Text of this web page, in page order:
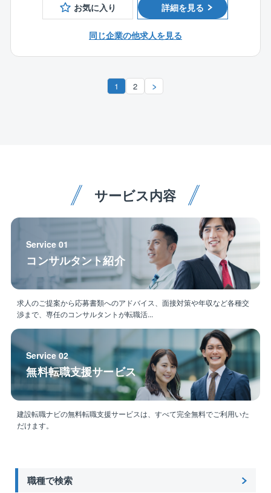
住宅供給実績において国内トップ級の施工力が強み。
環境に配慮した住宅の開発など新しい技術の研究・開
発に積極的に取り組んでいます。また、不動産分野に
おいても多様化する入居者のライフスタイルに合わせ
サービスを提供していることも強みの1つです。
◎年間休日112日。残業時間も少なく（月10～20時間
程度）、働き方改革も積極的に推進しており長期的に
働ける環境が整っています。
ップ頂くことが可能。
◎時短勤務制度、成果評価制度、成績手当など福利厚
お気に入り 詳細を見る
同じ企業の他求人を見る
1 2
サービス内容
Service 01
コンサルタント紹介
求人のご提案から応募書類へのアドバイス、面接対策や年収など各種交
渉まで、専任のコンサルタントが転職活...
Service 02
無料転職支援サービス
建設転職ナビの無料転職支援サービスは、すべて完全無料でご利用いた
だけます。
職種で検索